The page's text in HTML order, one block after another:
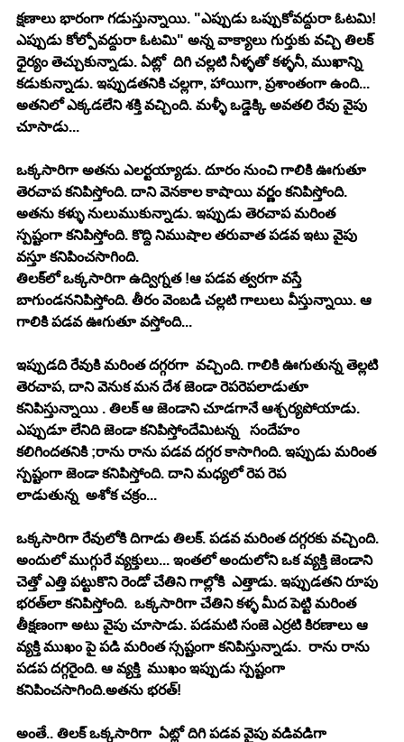
క్ష‌ణాలు భారంగా గ‌డుస్తున్నాయి. "ఎప్పుడు ఒప్పుకోవ‌ద్దురా ఓట‌మి!
ఎప్పుడు కోల్పోవ‌ద్దురా ఓట‌మి" అన్న వాక్యాలు గుర్తుకు వ‌చ్చి తిల‌క్
ధైర్యం తెచ్చుకున్నాడు. ఏట్లో  దిగి చ‌ల్ల‌టి నీళ్ళ‌తో క‌ళ్ళ‌నీ, ముఖాన్ని
క‌డుకున్నాడు. ఇప్పుడ‌త‌నికి చ‌ల్ల‌గా, హాయిగా, ప్ర‌శాంతంగా ఉంది...
అత‌నిలో ఎక్క‌డ‌లేని శ‌క్తి వ‌చ్చింది. మ‌ళ్ళీ ఒడ్డెక్కి అవ‌త‌లి రేవు వైపు
చూసాడు...
ఒక్క‌సారిగా అత‌ను ఎల‌ర్టయ్యాడు. దూరం నుంచి గాలికి ఊగుతూ
తెర‌చాప క‌నిపిస్తోంది. దాని వెన‌కాల కాషాయి వ‌ర్ణం క‌నిపిస్తోంది.
అత‌ను క‌ళ్ళు నులుముకున్నాడు. ఇప్పుడు తెర‌చాప మ‌రింత
స్ప‌ష్టంగా క‌నిపిస్తోంది. కొద్ది నిముషాల త‌రువాత ప‌డ‌వ ఇటు వైపు
వ‌స్తూ క‌నిపించ‌సాగింది.
తిల‌క్‌లో ఒక్క‌సారిగా ఉద్విగ్న‌త !ఆ ప‌డ‌వ త్వ‌రగా వ‌స్తే
బాగుండ‌న‌నిపిస్తోంది. తీరం వెంబ‌డి చ‌ల్ల‌టి గాలులు వీస్తున్నాయి. ఆ
గాలికి ప‌డ‌వ ఊగుతూ వ‌స్తోంది...
ఇప్పుడ‌ది రేవుకి మ‌రింత ద‌గ్గ‌రగా  వ‌చ్చింది. గాలికి ఊగుతున్న తెల్ల‌టి
తెర‌చాప‌, దాని వెనుక మ‌న దేశ జెండా రెప‌రెప‌లాడుతూ
క‌నిపిస్తున్నాయి . తిల‌క్ ఆ జెండాని చూడ‌గానే ఆశ్చ‌ర్య‌పోయాడు.
ఎప్పుడూ లేనిది జెండా కనిపిస్తోందేమిటన్న   సందేహం
క‌లిగింద‌త‌నికి ;రాను రాను ప‌డ‌వ ద‌గ్గ‌ర కాసాగింది. ఇప్పుడు మ‌రింత
స్ప‌ష్టంగా జెండా క‌నిపిస్తోంది. దాని మ‌ధ్య‌లో రెప రెప
లాడుతున్న  అశోక చ‌క్రం...
ఒక్క‌సారిగా రేవులోకి దిగాడు తిల‌క్‌. ప‌డ‌వ మ‌రింత ద‌గ్గ‌ర‌కు వ‌చ్చింది.
అందులో ముగ్గురే వ్య‌క్తులు... ఇంత‌లో అందులోని ఒక వ్య‌క్తి జెండాని
చెత్తో ఎత్తి ప‌ట్టుకొని రెండో చేతిని గాల్లోకి  ఎత్తాడు. ఇప్పుడ‌త‌ని రూపు
భ‌ర‌త్‌లా క‌నిపిస్తోంది.  ఒక్క‌సారిగా చేతిని క‌ళ్ళ మీద పెట్టి మ‌రింత
తీక్ష‌ణంగా అటు వైపు చూసాడు. ప‌డ‌మ‌టి సంజె ఎర్ర‌టి కిర‌ణాలు ఆ
వ్య‌క్తి ముఖం పై ప‌డి మ‌రింత స్స‌ష్టంగా క‌నిపిస్తున్నాడు.  రాను రాను
ప‌డ‌ప ద‌గ్గ‌రైంది. ఆ వ్య‌క్తి  ముఖం ఇప్పుడు స్ప‌ష్టంగా
క‌నిపించ‌సాగింది.అత‌ను భ‌ర‌త్!
అంతే.. తిల‌క్ ఒక్క‌సారిగా  ఏట్లో దిగి ప‌డ‌వ వైపు వ‌డివ‌డిగా